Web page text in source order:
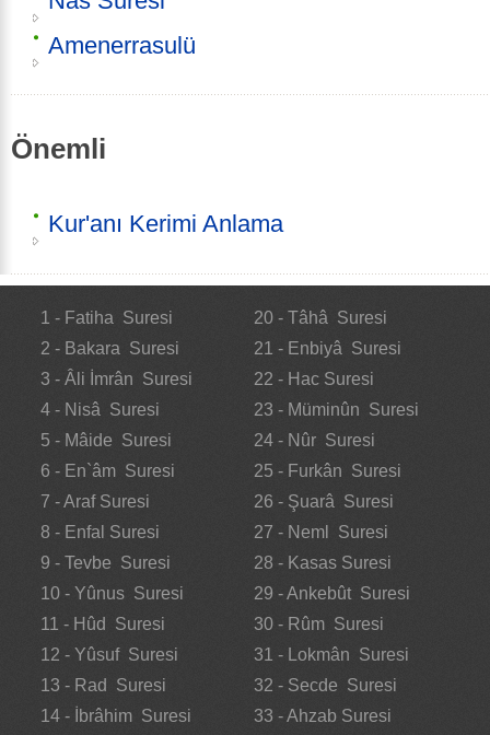
Amenerrasulü
Önemli
Kur'anı Kerimi Anlama
1 - Fatiha Suresi
2 - Bakara Suresi
3 - Âli İmrân Suresi
4 - Nisâ Suresi
5 - Mâide Suresi
6 - En`âm Suresi
7 - Araf Suresi
8 - Enfal Suresi
9 - Tevbe Suresi
10 - Yûnus Suresi
11 - Hûd Suresi
12 - Yûsuf Suresi
13 - Rad Suresi
14 - İbrâhim Suresi
20 - Tâhâ Suresi
21 - Enbiyâ Suresi
22 - Hac Suresi
23 - Müminûn Suresi
24 - Nûr Suresi
25 - Furkân Suresi
26 - Şuarâ Suresi
27 - Neml Suresi
28 - Kasas Suresi
29 - Ankebût Suresi
30 - Rûm Suresi
31 - Lokmân Suresi
32 - Secde Suresi
33 - Ahzab Suresi